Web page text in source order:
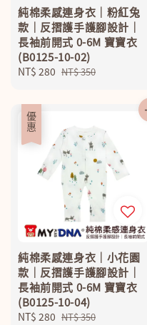
純棉柔感連身衣｜粉紅兔
款｜反摺護手護腳設計｜
長袖前開式 0-6M 寶寶衣
(B0125-10-02)
Sale
NT$ 280 Regular
NT$ 350
優惠
純棉柔感連身衣｜小花園
款｜反摺護手護腳設計｜
長袖前開式 0-6M 寶寶衣
(B0125-10-04)
Sale
NT$ 280 Regular
NT$ 350